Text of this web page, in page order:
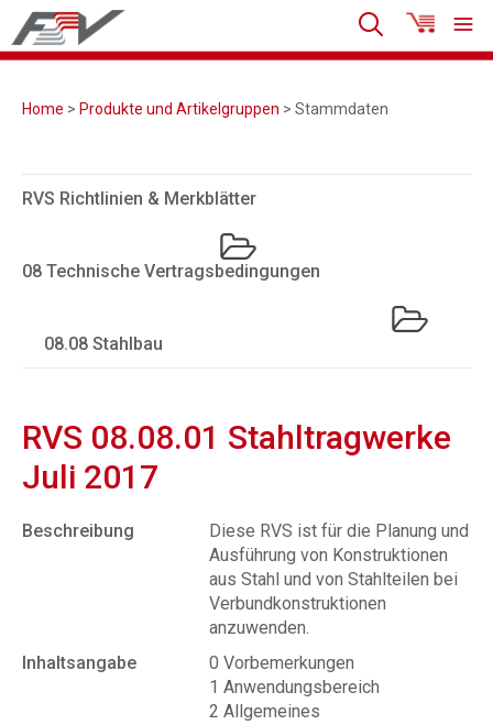
Home > Produkte und Artikelgruppen > Stammdaten
RVS Richtlinien & Merkblätter
08 Technische Vertragsbedingungen
08.08 Stahlbau
RVS 08.08.01 Stahltragwerke
Juli 2017
Beschreibung
Diese RVS ist für die Planung und
Ausführung von Konstruktionen
aus Stahl und von Stahlteilen bei
Verbundkonstruktionen
anzuwenden.
Inhaltsangabe
0 Vorbemerkungen
1 Anwendungsbereich
2 Allgemeines